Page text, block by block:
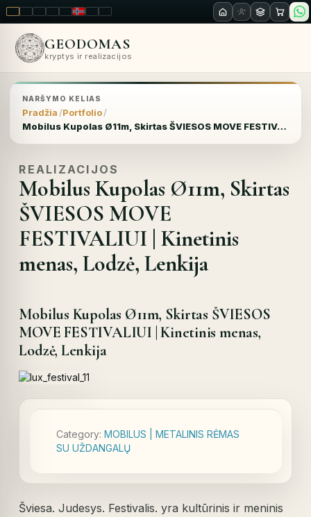
LT ENPL FR RUNOSKRO
GEODOMAS
kryptys ir realizacijos
NARŠYMO KELIAS
Pradžia Portfolio
Mobilus Kupolas Ø11m, Skirtas ŠVIESOS MOVE FESTIVALIUI | Kinetinis menas, Lodzė, Lenkija
REALIZACIJOS
Mobilus Kupolas Ø11m, Skirtas
ŠVIESOS MOVE
FESTIVALIUI | Kinetinis
menas, Lodzė, Lenkija
Mobilus Kupolas Ø11m, Skirtas ŠVIESOS
MOVE FESTIVALIUI | Kinetinis menas,
Lodzė, Lenkija
Category:MOBILUS | METALINIS RĖMAS
SU UŽDANGALŲ
Šviesa. Judesys. Festivalis. yra kultūrinis ir meninis